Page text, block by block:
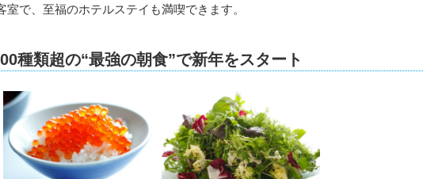
室で、至福のホテルステイも満喫できます。
種類超の“最強の朝食”で新年をスタート